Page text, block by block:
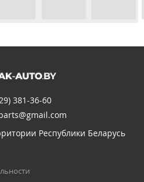
381-36-60
Республики Беларусь